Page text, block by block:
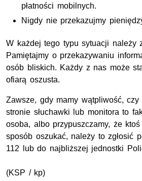
płatności mobilnych.
Nigdy nie przekazujmy
W każdej tego typu sytuacji należy
Pamiętajmy o przekazywaniu
osób bliskich. Każdy z nas może
ofiarą oszusta.
Zawsze, gdy mamy wątpliwość,
stronie słuchawki lub monitora to
osoba, albo przypuszczamy, że
sposób oszukać, należy to zgłosić
112 lub do najbliższej jednostki
(KSP / kp)